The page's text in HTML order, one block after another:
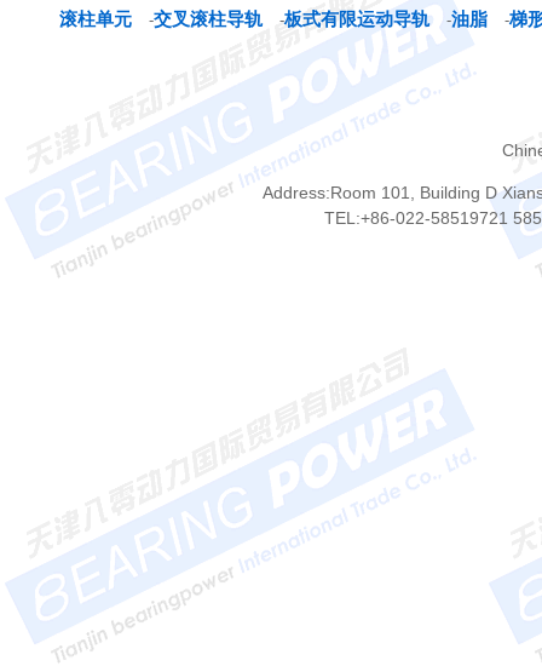
滚柱单元
-交叉滚柱导轨 -板式有限运动导轨 -油脂 -梯
Address:Room 101, Building D
TEL:+86-022-58519721